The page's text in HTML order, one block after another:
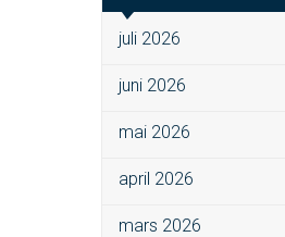
juli 2026
juni 2026
mai 2026
april 2026
mars 2026